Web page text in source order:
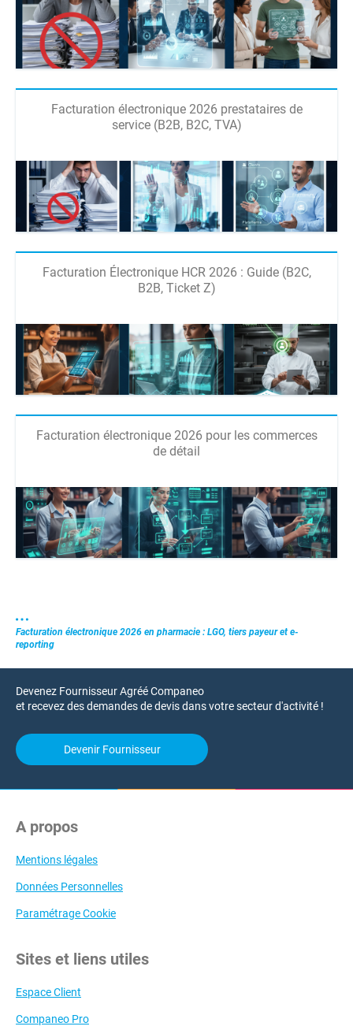
Facturation électronique 2026 prestataires de
service (B2B, B2C, TVA)
Facturation Électronique HCR 2026 : Guide (B2C,
B2B, Ticket Z)
Facturation électronique 2026 pour les commerces
de détail
Facturation électronique 2026 en pharmacie : LGO, tiers payeur et e-
reporting
Devenez Fournisseur Agréé Companeo
et recevez des demandes de devis dans votre secteur d'activité !
Devenir Fournisseur
A propos
Mentions légales
Données Personnelles
Paramétrage Cookie
Sites et liens utiles
Espace Client
Companeo Pro